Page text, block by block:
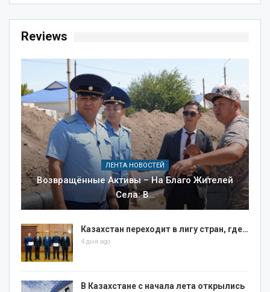
Reviews
ЛЕНТА НОВОСТЕЙ
Возвращённые Активы – На Благо Жителей
Села: В…
Казахстан переходит в лигу стран, где…
4 дня ago
В Казахстане с начала лета открылись